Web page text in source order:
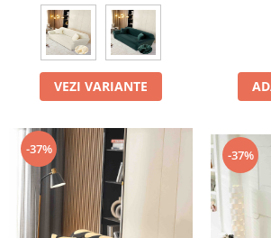
VEZI VARIANTE
-37% -37%